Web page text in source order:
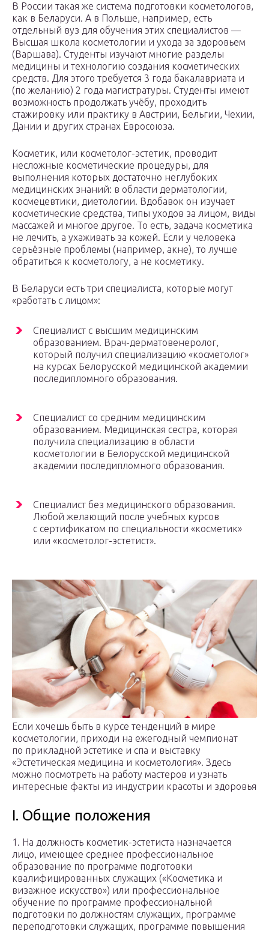
В России такая же система подготовки косметологов,
как в Беларуси. А в Польше, например, есть
отдельный вуз для обучения этих специалистов —
Высшая школа косметологии и ухода за здоровьем
(Варшава). Студенты изучают многие разделы
медицины и технологию создания косметических
средств. Для этого требуется 3 года бакалавриата и
(по желанию) 2 года магистратуры. Студенты имеют
возможность продолжать учёбу, проходить
стажировку или практику в Австрии, Бельгии, Чехии,
Дании и других странах Евросоюза.
Косметик, или косметолог-эстетик, проводит
несложные косметические процедуры, для
выполнения которых достаточно неглубоких
медицинских знаний: в области дерматологии,
космецевтики, диетологии. Вдобавок он изучает
косметические средства, типы уходов за лицом, виды
массажей и многое другое. То есть, задача косметика
не лечить, а ухаживать за кожей. Если у человека
серьёзные проблемы (например, акне), то лучше
обратиться к косметологу, а не косметику.
В Беларуси есть три специалиста, которые могут
«работать с лицом»:
Специалист с высшим медицинским
образованием. Врач-дерматовенеролог,
который получил специализацию «косметолог»
на курсах Белорусской медицинской академии
последипломного образования.
Специалист со средним медицинским
образованием. Медицинская сестра, которая
получила специализацию в области
косметологии в Белорусской медицинской
академии последипломного образования.
Специалист без медицинского образования.
Любой желающий после учебных курсов
с сертификатом по специальности «косметик»
или «косметолог-эстетист».
Если хочешь быть в курсе тенденций в мире
косметологии, приходи на ежегодный чемпионат
по прикладной эстетике и спа и выставку
«Эстетическая медицина и косметология». Здесь
можно посмотреть на работу мастеров и узнать
интересные факты из индустрии красоты и здоровья
I. Общие положения
1. На должность косметик-эстетиста назначается
лицо, имеющее среднее профессиональное
образование по программе подготовки
квалифицированных служащих («Косметика и
визажное искусство») или профессиональное
обучение по программе профессиональной
подготовки по должностям служащих, программе
переподготовки служащих, программе повышения